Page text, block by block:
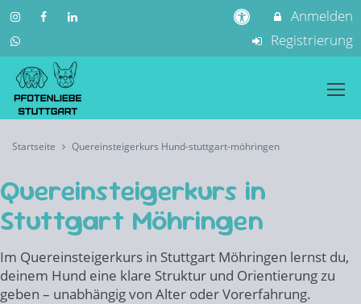
Anmelden
Registrierung
Startseite Quereinsteigerkurs Hund-stuttgart-möhringen
Quereinsteigerkurs in
Stuttgart Möhringen
Im Quereinsteigerkurs in Stuttgart Möhringen lernst du,
deinem Hund eine klare Struktur und Orientierung zu
geben – unabhängig von Alter oder Vorerfahrung.